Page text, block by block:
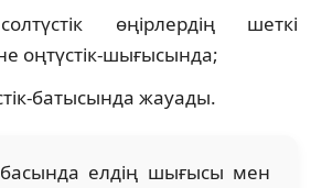
өңірлердің шеткі
оңтүстік-шығысында;
батысында жауады.
басында елдің шығысы мен